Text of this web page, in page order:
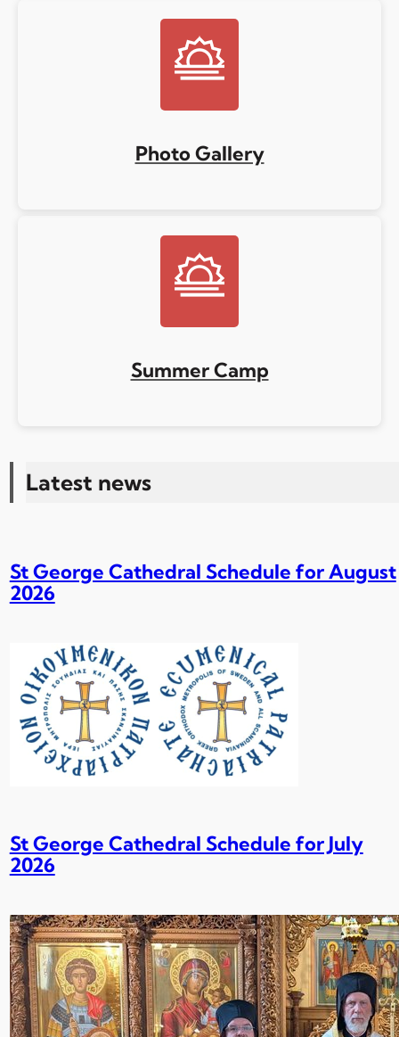
Photo Gallery
Summer Camp
Latest news
St George Cathedral Schedule for August
2026
St George Cathedral Schedule for July
2026